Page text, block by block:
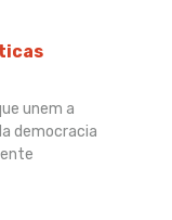
unem a
democracia